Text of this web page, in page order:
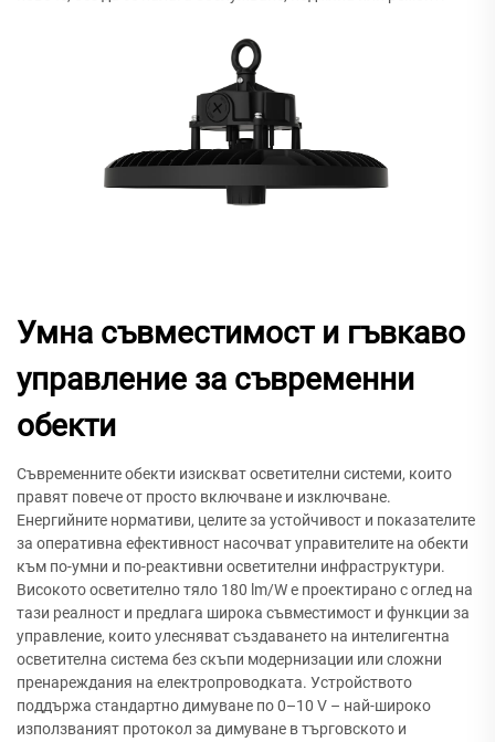
Умна съвместимост и гъвкаво
управление за съвременни
обекти
Съвременните обекти изискват осветителни системи, които
правят повече от просто включване и изключване.
Енергийните нормативи, целите за устойчивост и показателите
за оперативна ефективност насочват управителите на обекти
към по-умни и по-реактивни осветителни инфраструктури.
Високото осветително тяло 180 lm/W е проектирано с оглед на
тази реалност и предлага широка съвместимост и функции за
управление, които улесняват създаването на интелигентна
осветителна система без скъпи модернизации или сложни
пренареждания на електропроводката. Устройството
поддържа стандартно димуване по 0–10 V – най-широко
използваният протокол за димуване в търговското и